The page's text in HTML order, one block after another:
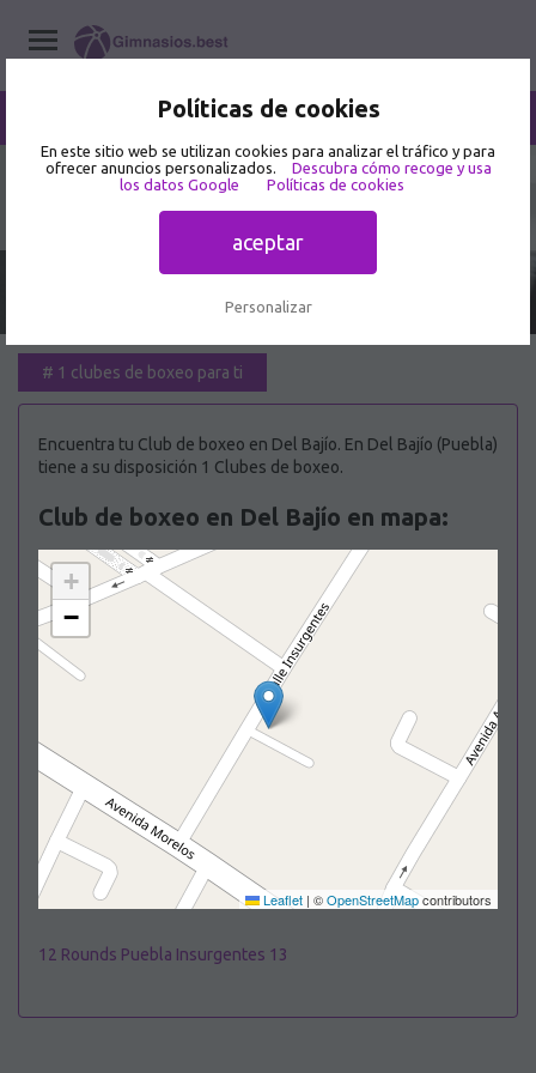
Políticas de cookies
En este sitio web se utilizan cookies para analizar el tráfico y para
ofrecer anuncios personalizados.
Descubra cómo recoge y usa
los datos Google
Políticas de cookies
aceptar
Personalizar
Clubes de boxeo /Puebla / Del Bajío
Mejor Club de boxeo en Del Bajío 🥇
# 1 clubes de boxeo para ti
Encuentra tu Club de boxeo en Del Bajío. En Del Bajío (Puebla)
tiene a su disposición 1 Clubes de boxeo.
Club de boxeo en Del Bajío en mapa:
+
−
Leaflet | ©OpenStreetMapcontributors
12 Rounds Puebla Insurgentes 13